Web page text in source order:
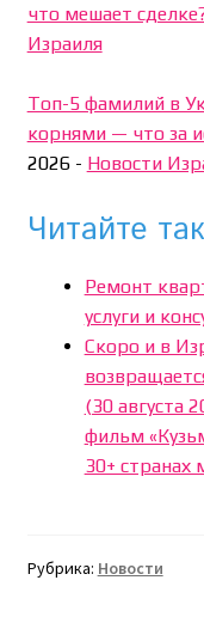
что мешает
Израиля
Топ-5 фамилий в
корнями — что за
2026- Новости
Читайте
Ремонт
услуги и
Скоро и в
(30 августа
фильм
30+ странах
Рубрика: Новости